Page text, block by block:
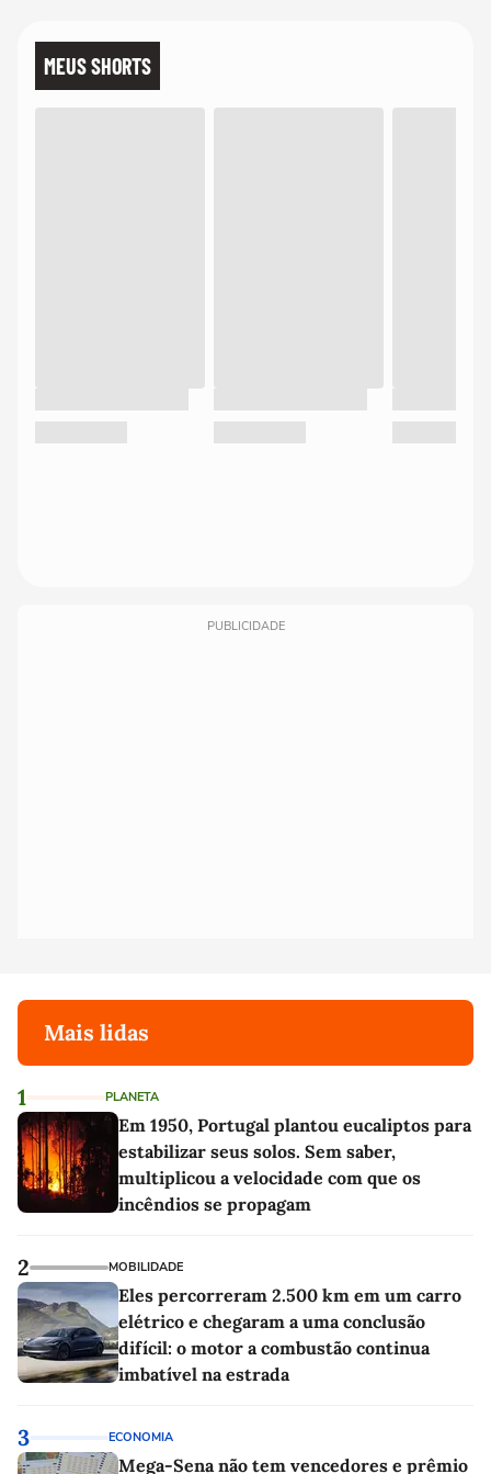
MEUS SHORTS
PUBLICIDADE
Mais lidas
1 PLANETA
Em 1950, Portugal plantou eucaliptos para
estabilizar seus solos. Sem saber,
multiplicou a velocidade com que os
incêndios se propagam
2 MOBILIDADE
Eles percorreram 2.500 km em um carro
elétrico e chegaram a uma conclusão
difícil: o motor a combustão continua
imbatível na estrada
3 ECONOMIA
Mega-Sena não tem vencedores e prêmio